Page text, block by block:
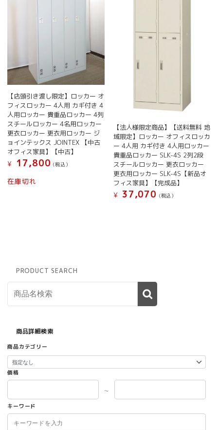
【店頭引き渡し限定】ロッカー オ
フィスロッカー 4人用 カギ付き 4
人用ロッカー 貴重品ロッカー 4列
スチールロッカー 4名用ロッカー
更衣ロッカー 更衣用ロッカー ジ
ョインテックス JOINTEX 【中古
オフィス家具】【中古】
¥
17,800 (税込）
在庫切れ
【法人様限定商品】【送料無料 地
域限定】ロッカー オフィスロッカ
ー 4人用 カギ付き 4人用ロッカー
貴重品ロッカー SLK-4S 2列2段
スチールロッカー 更衣ロッカー
更衣用ロッカー SLK-4S【新品オ
フィス家具】【完成品】
¥
37,070 (税込）
PRODUCT SEARCH
商品詳細検索
商品カテゴリー
価格
～
キーワード